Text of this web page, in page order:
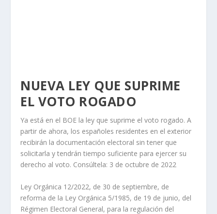
NUEVA LEY QUE SUPRIME
EL VOTO ROGADO
​Ya está en el BOE la ley que suprime el voto rogado. A
partir de ahora, los españoles residentes en el exterior
recibirán la documentación electoral sin tener que
solicitarla y tendrán tiempo suficiente para ejercer su
derecho al voto. Consúltela: 3 de octubre de 2022
​Ley Orgánica 12/2022, de 30 de septiembre, de
reforma de la Ley Orgánica 5/1985, de 19 de junio, del
Régimen Electoral General, para la regulación del